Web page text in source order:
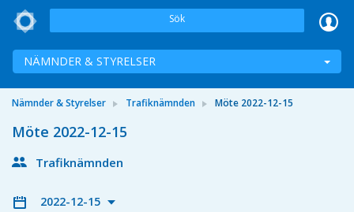
Sök
NÄMNDER & STYRELSER
Nämnder & Styrelser Trafiknämnden Möte 2022-12-15
Möte 2022-12-15
Trafiknämnden
2022-12-15